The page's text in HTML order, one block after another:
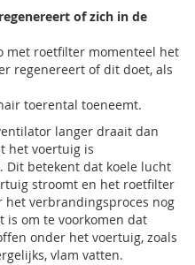
of zich in de
met roetfilter momenteel het
regenereert of dit doet, als
toerental toeneemt.
langer draait dan
het voertuig is
Dit betekent dat koele lucht
stroomt en het roetfilter
het verbrandingsproces nog
is om te voorkomen dat
onder het voertuig, zoals
vlam vatten.